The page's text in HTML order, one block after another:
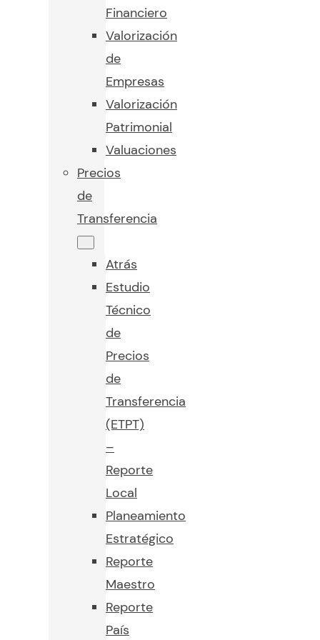
Financiero
Valorización
de
Empresas
Valorización
Patrimonial
Valuaciones
Precios
de
Transferencia
Atrás
Estudio
Técnico
de
Precios
de
Transferencia
(ETPT)
–
Reporte
Local
Planeamiento
Estratégico
Reporte
Maestro
Reporte
País